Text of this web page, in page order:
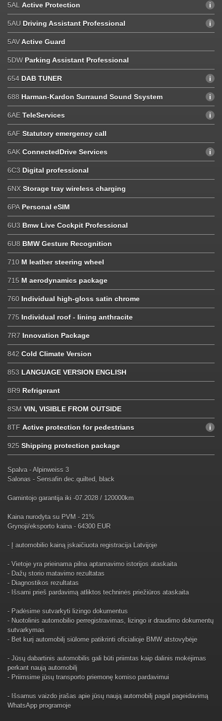
5AL Active Protection
5AU Driving Assistant Professional
5AVActive Guard
5DW Parking Assistant Professional
654 DAB TUNER
688 Harman-Kardon Surraund Sound Ssystem
6AE TeleServices
6AF Statutory emergency call
6AK ConnectedDrive Services
6C3 Digital professional
6NX Storage tray wireless charging
6PA Personal eSIM
6U3 Bmw Live Cockpit Professional
6U8 BMW Gesture Recognition
710 M leather steering wheel
715 M aerodynamics package
760 Individual high-gloss satin chrome
775 Individual roof - lining anthracite
7R7 Innovation Package
842 Cold Climate Version
853 LANGUAGE VERSION ENGLISH
8R9 Refrigerant
8SM VIN, VISIBLE FROM OUTSIDE
8TF Active protection for pedestrians
925 Shipping protection package
Spalva - Alpinweiss 3
Salonas - Sensafin dec.quilted, black
Gamintojo garantija iki -07.2028 / 120000km
Kaina nurodyta su PVM - 21%
Grynoji/eksporto kaina - 64300 EUR
- Į automobilio kainą įskaičiuota registracija Latvijoje
- Vietoje yra prieinama pilna aptarnavimo istorijos ataskaita
- Dažų storio matavimo rezultatas
- Diagnostikos rezultatas
- Išsami prieš pardavimą atliktos techninės priežiūros ataskaita
- Padėsime sutvarkyti lizingo dokumentus
- Nuotolinis automobilio perregistravimas, lizingo ir draudimo dokumentų
sutvarkymas
- Bet kurį automobilį siūlome patikrinti oficialioje BMW atstovybėje
- Jūsų dabartinis automobilis gali būti priimtas kaip dalinis mokėjimas
perkant naują automobilį
- Priimsime jūsų transporto priemonę komiso pardavimui
- Išsamus vaizdo įrašas apie jūsų naują automobilį pagal pageidavimą
WhatsApp programoje